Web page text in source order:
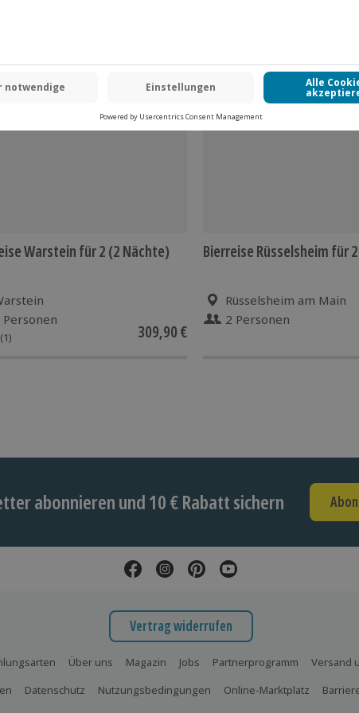
Warstein für 2 (2 Nächte)
Personen
(1) 309,90 €
-15% CLUB DEAL
Bierreise Rüsselsheim für
Rüsselsheim am Main
2 Personen
abonnieren und 10 € Rabatt sichern
Vertrag widerrufen
Über uns Magazin Jobs Partnerprogramm
Versand
Datenschutz Nutzungsbedingungen Online-Marktplatz